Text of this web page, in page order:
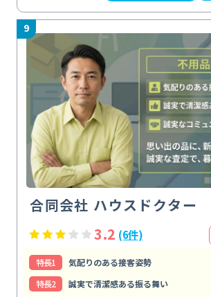
9
合同会社 ハウスドクター
3.2 (6件)
特⻑1
気配りのある接客姿勢
特⻑2
誠実で清潔感ある振る舞い